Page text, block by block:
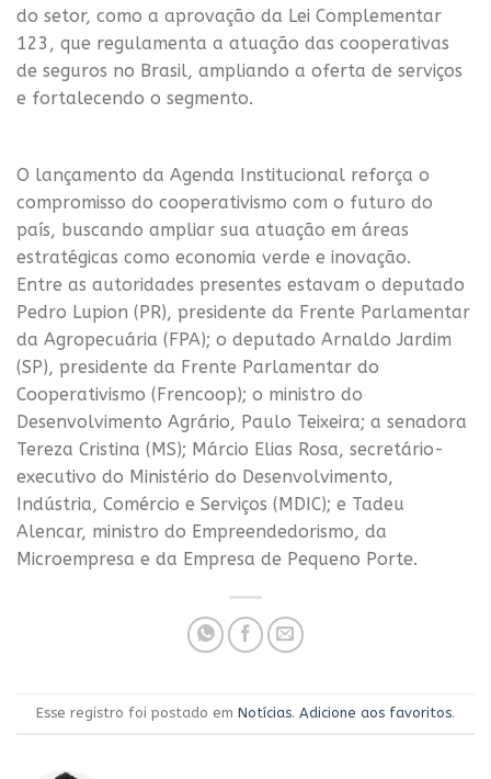
do setor, como a aprovação da Lei Complementar
123, que regulamenta a atuação das cooperativas
de seguros no Brasil, ampliando a oferta de serviços
e fortalecendo o segmento.
O lançamento da Agenda Institucional reforça o
compromisso do cooperativismo com o futuro do
país, buscando ampliar sua atuação em áreas
estratégicas como economia verde e inovação.
Entre as autoridades presentes estavam o deputado
Pedro Lupion (PR), presidente da Frente Parlamentar
da Agropecuária (FPA); o deputado Arnaldo Jardim
(SP), presidente da Frente Parlamentar do
Cooperativismo (Frencoop); o ministro do
Desenvolvimento Agrário, Paulo Teixeira; a senadora
Tereza Cristina (MS); Márcio Elias Rosa, secretário-
executivo do Ministério do Desenvolvimento,
Indústria, Comércio e Serviços (MDIC); e Tadeu
Alencar, ministro do Empreendedorismo, da
Microempresa e da Empresa de Pequeno Porte.
Esse registro foi postado em Notícias. Adicione aos favoritos.